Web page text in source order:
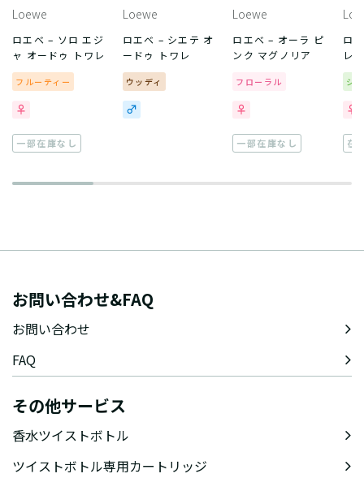
Loewe
ロエベ – ソロ エジ
ャ オードゥ トワレ
フルーティー
一部在庫なし
Loewe
ロエベ – シエテ オ
ードゥ トワレ
ウッディ
Loewe
ロエベ – オーラ ピ
ンク マグノリア
フローラル
一部在庫なし
ロ
レ
シ
在
お問い合わせ&FAQ
お問い合わせ
FAQ
その他サービス
香水ツイストボトル
ツイストボトル専用カートリッジ